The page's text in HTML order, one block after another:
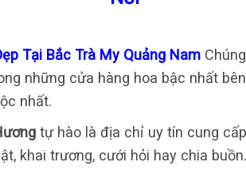
Tại Bắc Trà My Quảng Nam
những cửa hàng hoa bậc nhất
nhất.
tự hào là địa chỉ uy tín cung
khai trương, cưới hỏi hay chia buồn.